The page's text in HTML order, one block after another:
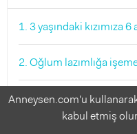
Anneysen.com'u
kabul etmiş